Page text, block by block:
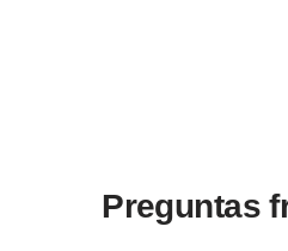
Preguntas